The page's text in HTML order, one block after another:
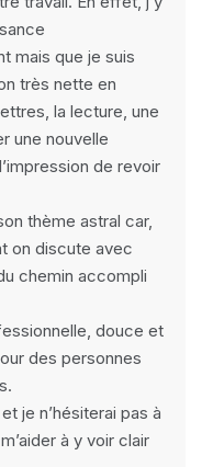
mais que je suis
très nette en
la lecture, une
une nouvelle
de revoir
thème astral car,
on discute avec
chemin accompli
douce et
des personnes
je n’hésiterai pas à
à y voir clair